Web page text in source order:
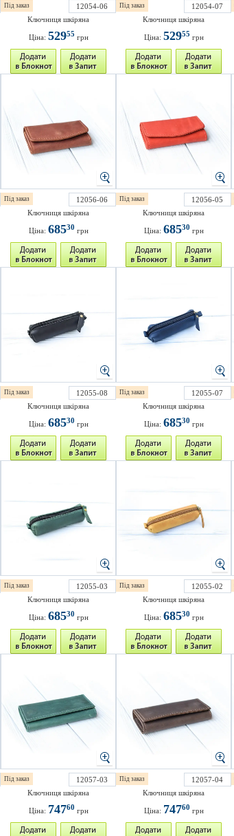
Під заказ
12054-06
Ключниця шкіряна
Ціна: 52955 грн
Під заказ
12054-07
Ключниця шкіряна
Ціна: 52955 грн
Під заказ
12056-06
Ключниця шкіряна
Ціна: 68530 грн
Під заказ
12056-05
Ключниця шкіряна
Ціна: 68530 грн
Під заказ
12055-08
Ключниця шкіряна
Ціна: 68530 грн
Під заказ
12055-07
Ключниця шкіряна
Ціна: 68530 грн
Під заказ
12055-03
Ключниця шкіряна
Ціна: 68530 грн
Під заказ
12055-02
Ключниця шкіряна
Ціна: 68530 грн
Під заказ
12057-03
Ключниця шкіряна
Ціна: 74760 грн
Під заказ
12057-04
Ключниця шкіряна
Ціна: 74760 грн